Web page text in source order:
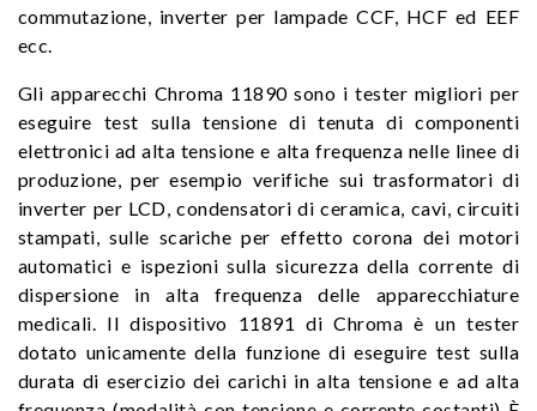
commutazione, inverter per lampade CCF, HCF ed EEF
ecc.
Gli apparecchi Chroma 11890 sono i tester migliori per
eseguire test sulla tensione di tenuta di componenti
elettronici ad alta tensione e alta frequenza nelle linee di
produzione, per esempio verifiche sui trasformatori di
inverter per LCD, condensatori di ceramica, cavi, circuiti
stampati, sulle scariche per effetto corona dei motori
automatici e ispezioni sulla sicurezza della corrente di
dispersione in alta frequenza delle apparecchiature
medicali. Il dispositivo 11891 di Chroma è un tester
dotato unicamente della funzione di eseguire test sulla
durata di esercizio dei carichi in alta tensione e ad alta